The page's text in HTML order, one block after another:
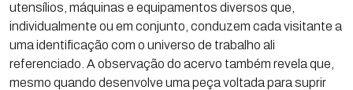
utensílios, máquinas e equipamentos diversos que,
individualmente ou em conjunto, conduzem cada visitante a
uma identificação com o universo de trabalho ali
referenciado. A observação do acervo também revela que,
mesmo quando desenvolve uma peça voltada para suprir